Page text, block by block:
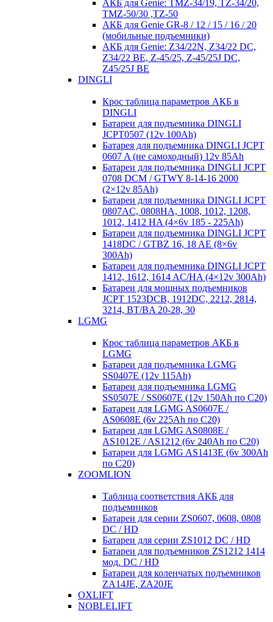
АКБ для Genie: TMZ-34/19, TZ-34/20,
TMZ-50/30 ,TZ-50
АКБ для Genie GR-8 / 12 / 15 / 16 / 20
(мобильные подъемники)
АКБ для Genie: Z34/22N, Z34/22 DC,
Z34/22 BE, Z-45/25, Z-45/25J DC,
Z45/25J BE
DINGLI
Крос таблица параметров АКБ в
DINGLI
Батареи для подъемника DINGLI
JCPT0507 (12v 100Ah)
Батарея для подъемника DINGLI JCPT
0607 A (не самоходный) 12v 85Ah
Батареи для подъемника DINGLI JCPT
0708 DCM / GTWY 8-14-16 2000
(2×12v 85Ah)
Батареи для подъемника DINGLI JCPT
0807AC, 0808HA, 1008, 1012, 1208,
1012, 1412 HA (4×6v 185 - 225Ah)
Батареи для подъемника DINGLI JCPT
1418DC / GTBZ 16, 18 AE (8×6v
300Ah)
Батареи для подъемника DINGLI JCPT
1412, 1612, 1614 AC/HA (4×12v 300Ah)
Батареи для мощных подъемников
JCPT 1523DCB, 1912DC, 2212, 2814,
3214, BT/BA 20-28, 30
LGMG
Крос таблица параметров АКБ в
LGMG
Батареи для подъемника LGMG
SS0407E (12v 115Ah)
Батареи для подъемника LGMG
SS0507E / SS0607E (12v 150Ah по С20)
Батареи для LGMG AS0607E /
AS0608E (6v 225Ah по С20)
Батареи для LGMG AS0808E /
AS1012E / AS1212 (6v 240Ah по С20)
Батареи для LGMG AS1413E (6v 300Ah
по С20)
ZOOMLION
Таблица соответствия АКБ для
подъемников
Батареи для серии ZS0607, 0608, 0808
DC / HD
Батареи для серии ZS1012 DC / HD
Батареи для подъемников ZS1212 1414
мод. DC / HD
Батареи для коленчатых подъемников
ZA14JE, ZA20JE
OXLIFT
NOBLELIFT